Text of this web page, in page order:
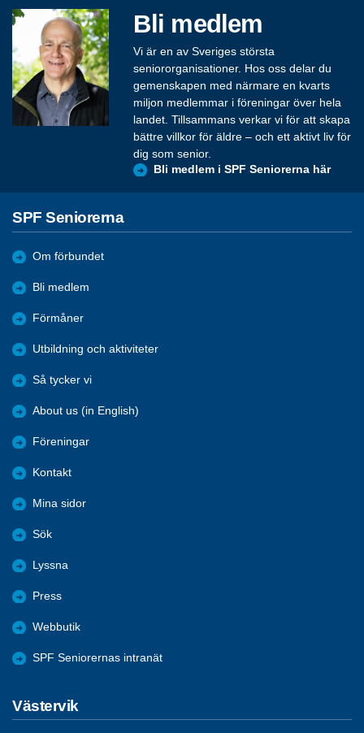
Bli medlem
Vi är en av Sveriges största
seniororganisationer. Hos oss delar du
gemenskapen med närmare en kvarts
miljon medlemmar i föreningar över hela
landet. Tillsammans verkar vi för att skapa
bättre villkor för äldre – och ett aktivt liv för
dig som senior.
Bli medlem i SPF Seniorerna här
SPF Seniorerna
Om förbundet
Bli medlem
Förmåner
Utbildning och aktiviteter
Så tycker vi
About us (in English)
Föreningar
Kontakt
Mina sidor
Sök
Lyssna
Press
Webbutik
SPF Seniorernas intranät
Västervik